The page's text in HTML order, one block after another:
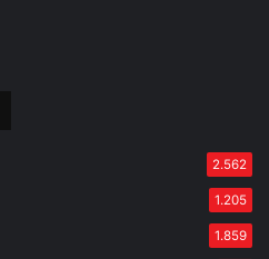
2.562
1.205
1.859